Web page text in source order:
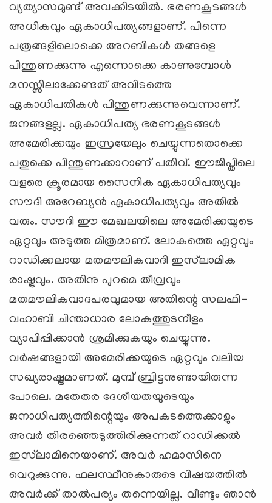
വ്യത്യാസമുണ്ട് അവക്കിടയില്‍. ഭരണകൂടങ്ങള്‍
അധികവും ഏകാധിപത്യങ്ങളാണ്. പിന്നെ
പത്രങ്ങളിലൊക്കെ അറബികള്‍ തങ്ങളെ
പിന്തുണക്കുന്നു എന്നൊക്കെ കാണുമ്പോള്‍
മനസ്സിലാക്കേണ്ടത് അവിടത്തെ
ഏകാധിപതികള്‍ പിന്തുണക്കുന്നുവെന്നാണ്.
ജനങ്ങളല്ല. ഏകാധിപത്യ ഭരണകൂടങ്ങള്‍
അമേരിക്കയും ഇസ്രയേലും ചെയ്യുന്നതൊക്കെ
പതുക്കെ പിന്തുണക്കാറാണ് പതിവ്. ഈജിപ്തിലെ
വളരെ ക്രൂരമായ സൈനിക ഏകാധിപത്യവും
സൗദി അറേബ്യന്‍ ഏകാധിപത്യവും അതില്‍
വരും. സൗദി ഈ മേഖലയിലെ അമേരിക്കയുടെ
ഏറ്റവും അടുത്ത മിത്രമാണ്. ലോകത്തെ ഏറ്റവും
റാഡിക്കലായ മതമൗലികവാദി ഇസ്‍ലാമിക
രാഷ്ട്രവും. അതിനു പുറമെ തീവ്രവും
മതമൗലികവാദപരവുമായ അതിന്റെ സലഫി-
വഹാബി ചിന്താധാര ലോകത്തുടനീളം
വ്യാപിപ്പിക്കാന്‍ ശ്രമിക്കുകയും ചെയ്യുന്നു.
വര്‍ഷങ്ങളായി അമേരിക്കയുടെ ഏറ്റവും വലിയ
സഖ്യരാഷ്ട്രമാണത്. മുമ്പ് ബ്രിട്ടനുണ്ടായിരുന്ന
പോലെ. മതേതര ദേശീയതയുടെയും
ജനാധിപത്യത്തിന്റെയും അപകടത്തെക്കാളും
അവര്‍ തിരഞ്ഞെടുത്തിരിക്കുന്നത് റാഡിക്കല്‍
ഇസ്‍ലാമിനെയാണ്. അവര്‍ ഹമാസിനെ
വെറുക്കുന്നു. ഫലസ്ഥീനുകാരുടെ വിഷയത്തില്‍
അവര്‍ക്ക് താല്‍പര്യം തന്നെയില്ല. വീണ്ടും ഞാന്‍